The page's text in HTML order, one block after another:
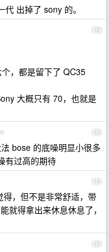
出掉了 sony 的。
12
，都是留下了 QC35
大概只有 70，也就是
13
bose 的底噪明显小很多
有过高的期待
14
，但不是非常舒适，带
就得拿出来休息休息了，
15